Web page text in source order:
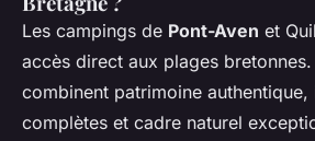
Les campings de Pont-Aven et
accès direct aux plages
combinent patrimoine
complètes et cadre naturel